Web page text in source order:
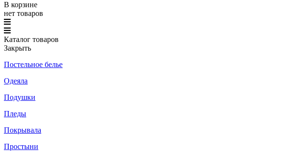
В корзине
нет товаров
Каталог товаров
Закрыть
Постельное белье
Одеяла
Подушки
Пледы
Покрывала
Простыни